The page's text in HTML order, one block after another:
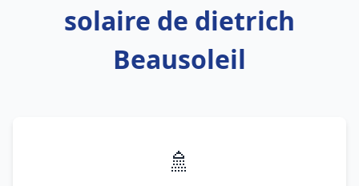
solaire de dietrich
Beausoleil
🚿